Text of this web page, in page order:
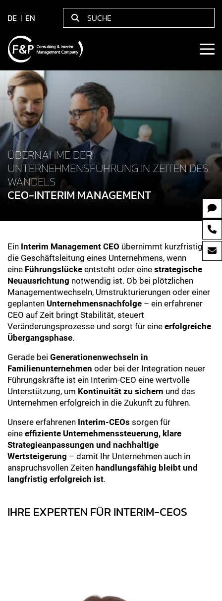
DE EN
ÜBERNAHME DER
UNTERNEHMENSFÜHRUNG IN ZEITEN DES
WANDELS
CEO-INTERIM MANAGEMENT
Ein Interim Management CEO übernimmt kurzfristig
die Geschäftsleitung eines Unternehmens, wenn
eine Führungslücke entsteht oder eine strategische
Neuausrichtung notwendig ist. Ob bei plötzlichen
Managementwechseln, Umstrukturierungen oder einer
geplanten Unternehmensnachfolge – ein erfahrener
CEO auf Zeit bringt Stabilität, steuert
Veränderungsprozesse und sorgt für eine erfolgreiche
Übergangsphase.
Gerade bei Generationenwechseln in
Familienunternehmen oder bei der Integration neuer
Führungskräfte ist ein Interim-CEO eine wertvolle
Unterstützung, um Kontinuität zu sichern und das
Unternehmen erfolgreich in die Zukunft zu führen.
Unsere erfahrenen Interim-CEOs sorgen für
eine effiziente Unternehmenssteuerung, klare
Strategieanpassungen und nachhaltige
Wertsteigerung – damit Ihr Unternehmen auch in
anspruchsvollen Zeiten handlungsfähig bleibt und
langfristig erfolgreich ist.
IHRE EXPERTEN FÜR INTERIM-CEOS